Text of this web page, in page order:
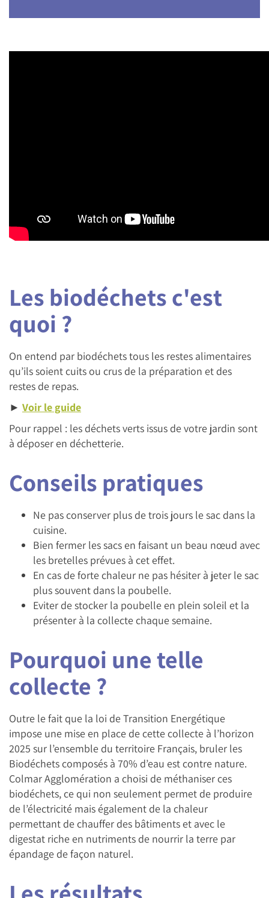
Les biodéchets c'est
quoi ?
On entend par biodéchets tous les restes alimentaires
qu’ils soient cuits ou crus de la préparation et des
restes de repas.
► Voir le guide
Pour rappel : les déchets verts issus de votre jardin sont
à déposer en déchetterie.
Conseils pratiques
Ne pas conserver plus de trois jours le sac dans la
cuisine.
Bien fermer les sacs en faisant un beau nœud avec
les bretelles prévues à cet effet.
En cas de forte chaleur ne pas hésiter à jeter le sac
plus souvent dans la poubelle.
Eviter de stocker la poubelle en plein soleil et la
présenter à la collecte chaque semaine.
Pourquoi une telle
collecte ?
Outre le fait que la loi de Transition Energétique
impose une mise en place de cette collecte à l’horizon
2025 sur l’ensemble du territoire Français, bruler les
Biodéchets composés à 70% d’eau est contre nature.
Colmar Agglomération a choisi de méthaniser ces
biodéchets, ce qui non seulement permet de produire
de l’électricité mais également de la chaleur
permettant de chauffer des bâtiments et avec le
digestat riche en nutriments de nourrir la terre par
épandage de façon naturel.